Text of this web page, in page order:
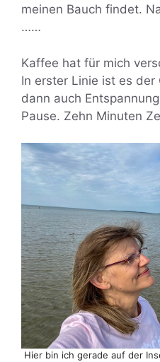
meinen Bauch findet.
……
Kaffee hat für mich
In erster Linie ist es
dann auch
Pause. Zehn Minuten
Hier bin ich gerade auf der